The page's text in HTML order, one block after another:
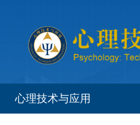
心理技术与应用